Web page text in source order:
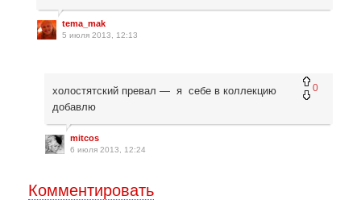
tema_mak
5 июля 2013, 12:13
0
холостятский превал — я себе в коллекцию
добавлю
mitcos
6 июля 2013, 12:24
Комментировать